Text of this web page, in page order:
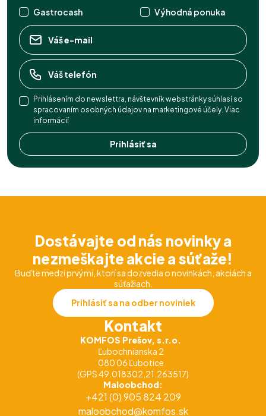
Gastrocash
Výhodná ponuka
Prihlásením do newslettra, návštevník webstránky súhlasí so
spracovaním osobných údajov na marketingové účely. Viac
informácií
Prihlásiť sa
Kontakt
KOMFOS Prešov, s.r.o.
Ľubochnianska 2
080 06 Ľubotice
(GPS 49.018302,21.263517)
Maloobchod:
+421 (0) 905 824 209
maloobchod@komfos.sk
Dostávajte od nás novinky a
nezmeškajte akcie a súťaže!
Buďte medzi prvými, ktorí sa dozvedia o novinkách, akciách a
súťažiach.
Prihlásiť sa na odber noviniek